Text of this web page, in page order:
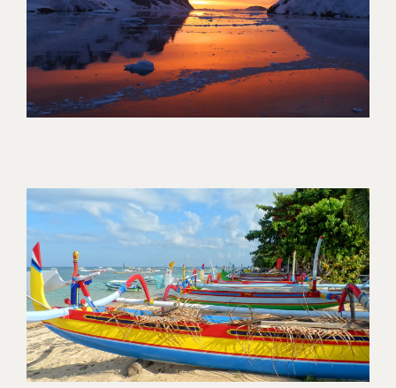
[ LÆS MERE ]